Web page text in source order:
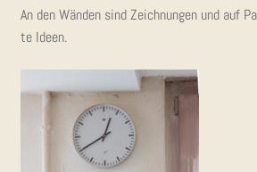
An den Wän­den sind Zeich­nun­gen und auf
te Ideen.